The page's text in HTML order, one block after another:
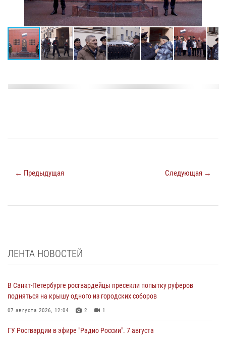
← Предыдущая Следующая →
ЛЕНТА НОВОСТЕЙ
В Санкт-Петербурге росгвардейцы пресекли попытку руферов
подняться на крышу одного из городских соборов
07 августа 2026, 12:04 2 1
ГУ Росгвардии в эфире "Радио России". 7 августа